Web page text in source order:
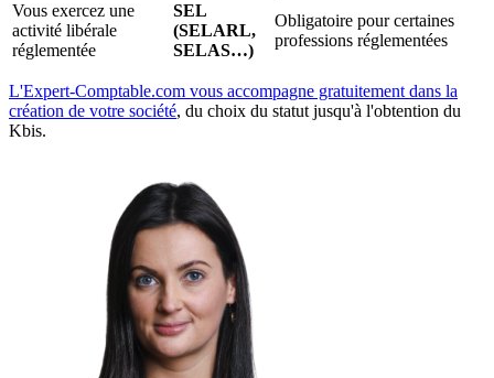
Vous exercez une
activité libérale
réglementée
SEL
(SELARL,
SELAS…)
Obligatoire pour certaines
professions réglementées
L'Expert-Comptable.com vous accompagne gratuitement dans la
création de votre société, du choix du statut jusqu'à l'obtention du
Kbis.